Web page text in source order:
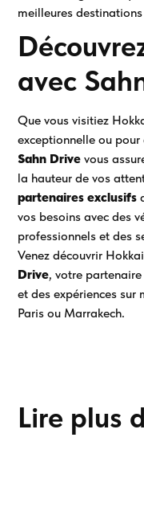
meilleures
avec
Que vous visitiez
exceptionnelle ou
Sahn Drive vous
la hauteur de vos
partenaires exclusifs
vos besoins avec des
professionnels et des
Venez découvrir
Drive, votre
et des expériences sur
Paris ou Marrakech.
Lire plus